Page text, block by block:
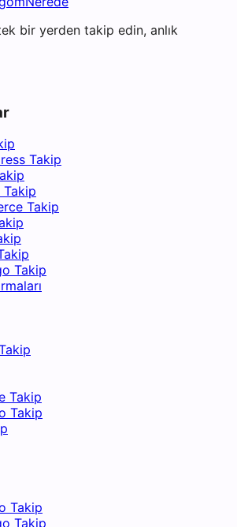
bir yerden takip edin, anlık
Takip
Takip
Takip
Takip
Takip
Takip
Takip